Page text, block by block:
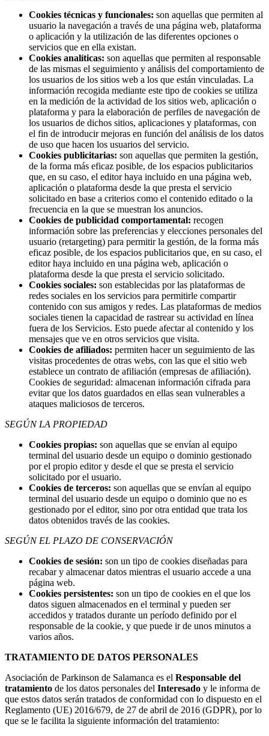
Cookies técnicas y funcionales: son aquellas que permiten al
usuario la navegación a través de una página web, plataforma
o aplicación y la utilización de las diferentes opciones o
servicios que en ella existan.
Cookies analíticas: son aquellas que permiten al responsable
de las mismas el seguimiento y análisis del comportamiento de
los usuarios de los sitios web a los que están vinculadas. La
información recogida mediante este tipo de cookies se utiliza
en la medición de la actividad de los sitios web, aplicación o
plataforma y para la elaboración de perfiles de navegación de
los usuarios de dichos sitios, aplicaciones y plataformas, con
el fin de introducir mejoras en función del análisis de los datos
de uso que hacen los usuarios del servicio.
Cookies publicitarias: son aquellas que permiten la gestión,
de la forma más eficaz posible, de los espacios publicitarios
que, en su caso, el editor haya incluido en una página web,
aplicación o plataforma desde la que presta el servicio
solicitado en base a criterios como el contenido editado o la
frecuencia en la que se muestran los anuncios.
Cookies de publicidad comportamental: recogen
información sobre las preferencias y elecciones personales del
usuario (retargeting) para permitir la gestión, de la forma más
eficaz posible, de los espacios publicitarios que, en su caso, el
editor haya incluido en una página web, aplicación o
plataforma desde la que presta el servicio solicitado.
Cookies sociales: son establecidas por las plataformas de
redes sociales en los servicios para permitirle compartir
contenido con sus amigos y redes. Las plataformas de medios
sociales tienen la capacidad de rastrear su actividad en línea
fuera de los Servicios. Esto puede afectar al contenido y los
mensajes que ve en otros servicios que visita.
Cookies de afiliados: permiten hacer un seguimiento de las
visitas procedentes de otras webs, con las que el sitio web
establece un contrato de afiliación (empresas de afiliación).
Cookies de seguridad: almacenan información cifrada para
evitar que los datos guardados en ellas sean vulnerables a
ataques maliciosos de terceros.
SEGÚN LA PROPIEDAD
Cookies propias: son aquellas que se envían al equipo
terminal del usuario desde un equipo o dominio gestionado
por el propio editor y desde el que se presta el servicio
solicitado por el usuario.
Cookies de terceros: son aquellas que se envían al equipo
terminal del usuario desde un equipo o dominio que no es
gestionado por el editor, sino por otra entidad que trata los
datos obtenidos través de las cookies.
SEGÚN EL PLAZO DE CONSERVACIÓN
Cookies de sesión: son un tipo de cookies diseñadas para
recabar y almacenar datos mientras el usuario accede a una
página web.
Cookies persistentes: son un tipo de cookies en el que los
datos siguen almacenados en el terminal y pueden ser
accedidos y tratados durante un período definido por el
responsable de la cookie, y que puede ir de unos minutos a
varios años.
TRATAMIENTO DE DATOS PERSONALES
Asociación de Parkinson de Salamanca es el Responsable del
tratamiento de los datos personales del Interesado y le informa de
que estos datos serán tratados de conformidad con lo dispuesto en el
Reglamento (UE) 2016/679, de 27 de abril de 2016 (GDPR), por lo
que se le facilita la siguiente información del tratamiento: